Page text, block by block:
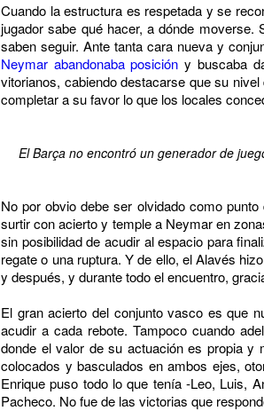
Cuando la estructura es respetada y se
jugador sabe qué hacer, a dónde
saben seguir. Ante tanta cara nueva y
Neymar abandonaba posición y buscaba
vitorianos, cabiendo destacarse que su
completar a su favor lo que los locales
El Barça no encontró un generador de
No por obvio debe ser olvidado como
surtir con acierto y temple a Neymar en
sin posibilidad de acudir al espacio para
regate o una ruptura. Y de ello, el Alavés
y después, y durante todo el encuentro,
El gran acierto del conjunto vasco es que
acudir a cada rebote. Tampoco cuando
donde el valor de su actuación es propia y
colocados y basculados en ambos ejes,
Enrique puso todo lo que tenía -Leo, Luis,
Pacheco. No fue de las victorias que